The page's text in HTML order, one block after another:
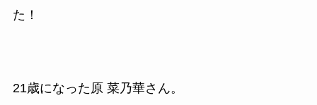
た！
21歳になった原 菜乃華さん。